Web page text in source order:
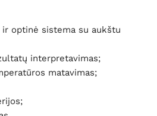
optinė sistema su aukštu
interpretavimas;
matavimas;